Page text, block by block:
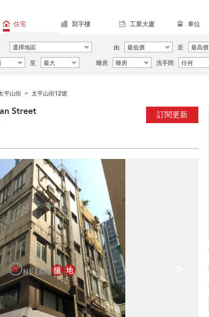
住宅 寫字樓 工業大廈 車位
選擇地區 由 最低價 至
最高價
至 最大 睡房 睡房 洗手間 任何
平山街 > 太平山街12號
訂閱更新
Street